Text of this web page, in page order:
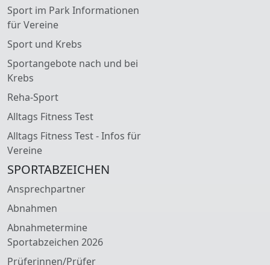
Sport im Park Informationen
für Vereine
Sport und Krebs
Sportangebote nach und bei
Krebs
Reha-Sport
Alltags Fitness Test
Alltags Fitness Test - Infos für
Vereine
SPORTABZEICHEN
Ansprechpartner
Abnahmen
Abnahmetermine
Sportabzeichen 2026
Prüferinnen/Prüfer